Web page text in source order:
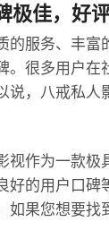
极佳，好
的服务、丰
。很多用户
说，八戒私人
视作为一款极
好的用户口碑
如果您想要找